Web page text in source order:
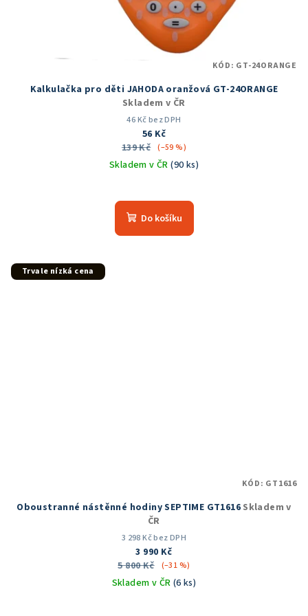
Kalkulačka pro děti JAHODA oranžová GT-24ORANGE
Skladem v ČR
46 Kč bez DPH
56 Kč
139 Kč (–59 %)
Skladem v ČR(90 ks)
hodnocení
produktu
Do košíku
KÓD: GT-24ORANGE
Trvale nízká cena
Oboustranné nástěnné hodiny SEPTIME GT1616 Skladem v
ČR
3 298 Kč bez DPH
3 990 Kč
5 800 Kč
(–31 %)
Skladem v ČR (6 ks)
KÓD: GT1616